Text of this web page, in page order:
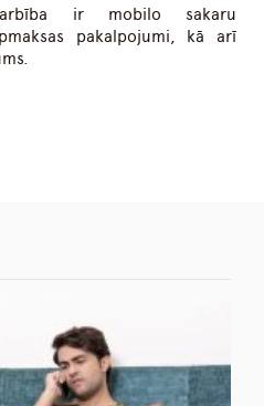
ir mobilo sakaru
pakalpojumi, kā arī